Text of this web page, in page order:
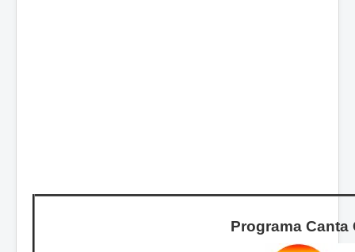
Programa